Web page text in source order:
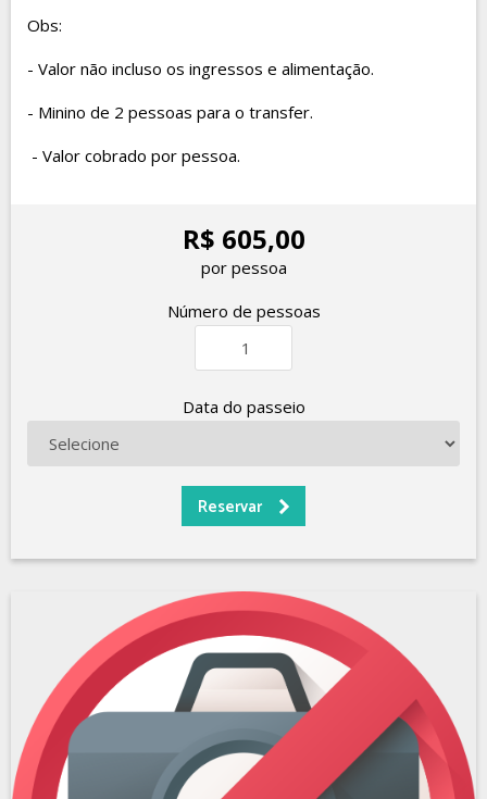
Obs:
- Valor não incluso os ingressos e alimentação.
- Minino de 2 pessoas para o transfer.
- Valor cobrado por pessoa.
R$ 605,00
por pessoa
Número de pessoas
Data do passeio